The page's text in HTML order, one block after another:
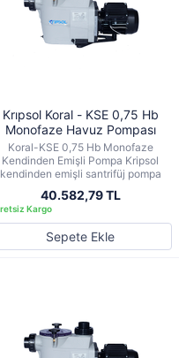
Krıpsol Koral - KSE 0,75 Hb
Monofaze Havuz Pompası
Koral-KSE 0,75 Hb Monofaze
Kendinden Emişli Pompa Kripsol
kendinden emişli santrifüj pompa
40.582,79 TL
Sepete Ekle